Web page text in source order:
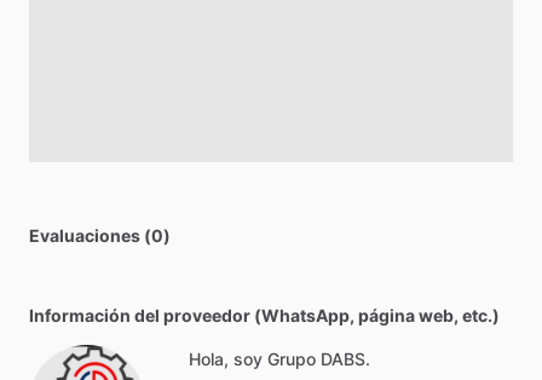
Evaluaciones (0)
Información del proveedor (WhatsApp, página web, etc.)
Hola, soy Grupo DABS.